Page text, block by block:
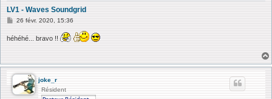
LV1 - Waves Soundgrid
M
s
e
26 févr. 2020, 15:36
héhéhé... bravo !!
joke_r
Résident